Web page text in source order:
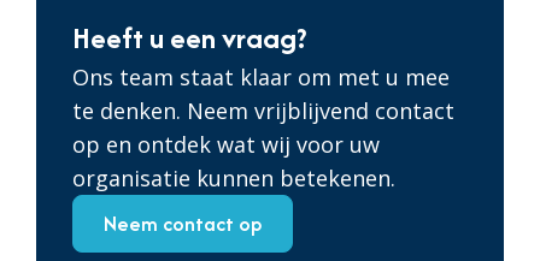
Heeft u een vraag?
Ons team staat klaar om met u mee
te denken. Neem vrijblijvend contact
op en ontdek wat wij voor uw
organisatie kunnen betekenen.
Neem contact op